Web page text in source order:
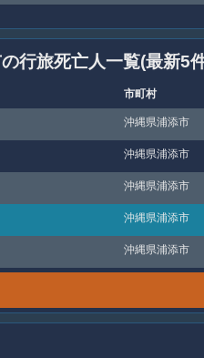
行旅死亡人一覧(最新5
市町村
沖縄県浦添市
沖縄県浦添市
沖縄県浦添市
沖縄県浦添市
沖縄県浦添市